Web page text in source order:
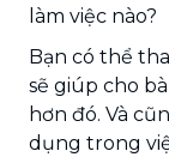
làm việc nào?
Bạn có thể
sẽ giúp cho
hơn đó. Và
dụng trong